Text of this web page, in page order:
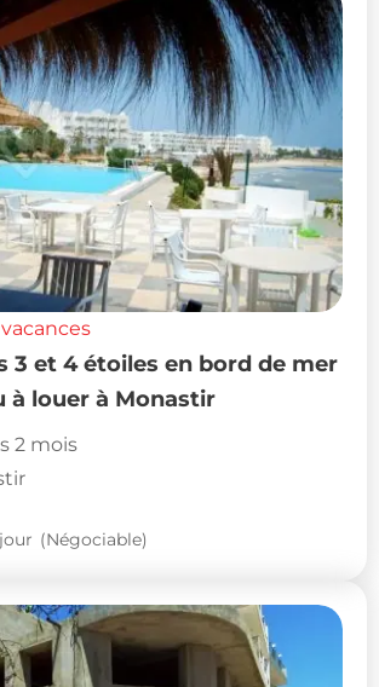
3 et 4 étoiles en bord de mer
à louer à Monastir
2 mois
(Négociable)